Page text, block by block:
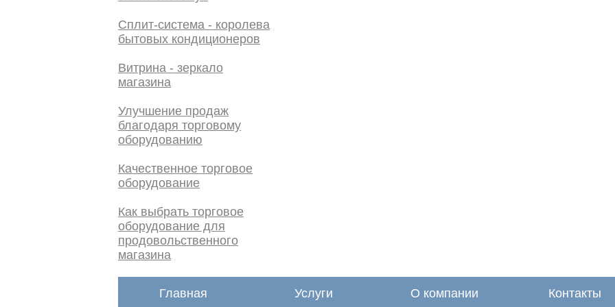
Сплит-система - королева
бытовых кондиционеров
Витрина - зеркало
магазина
Улучшение продаж
благодаря торговому
оборудованию
Качественное торговое
оборудование
Как выбрать торговое
оборудование для
продовольственного
магазина
Главная Услуги О компании Контакты